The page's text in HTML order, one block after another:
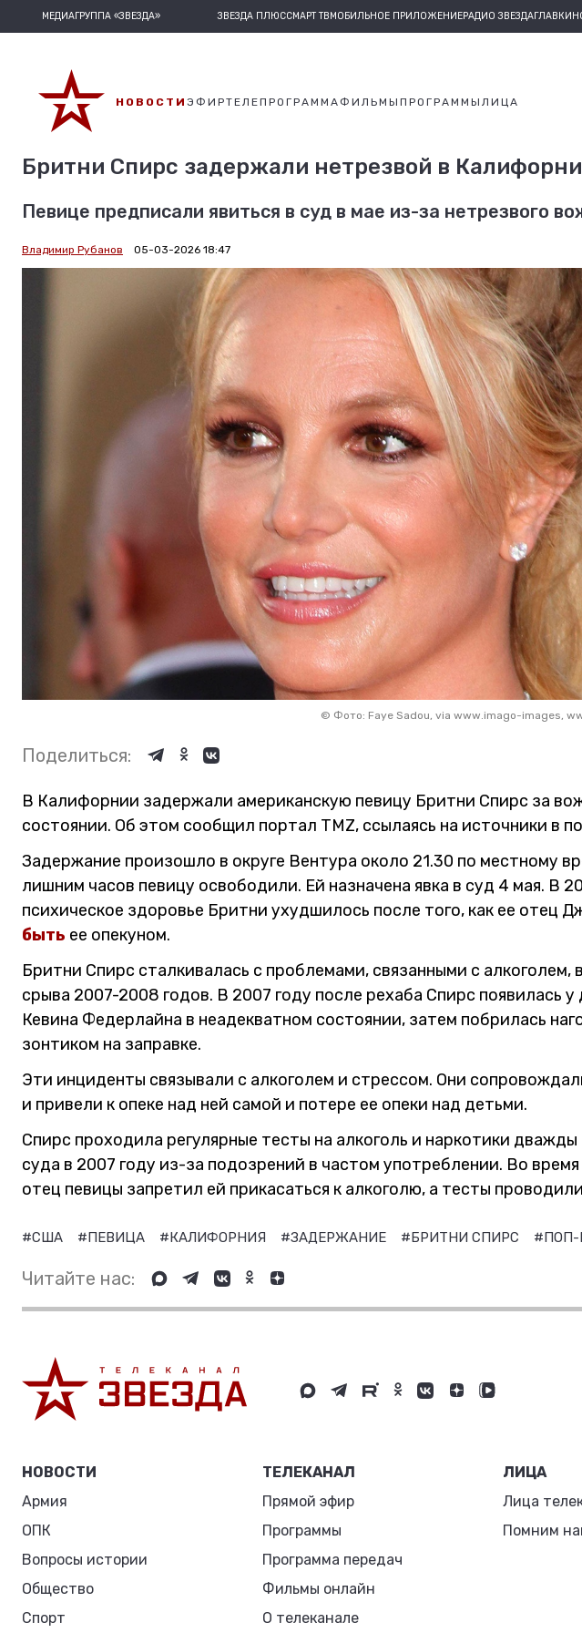
МЕДИАГРУППА «ЗВЕЗДА» ЗВЕЗДА ПЛЮССМАРТ ТВМОБИЛЬНОЕ ПРИЛОЖЕНИЕРАДИО ЗВЕЗДА
НОВОСТИ ЭФИРТЕЛЕПРОГРАММАФИЛЬМЫ ПРОГРАММЫ ЛИЦА
Бритни Спирс задержали нетрезвой в
Певице предписали явиться в суд в мае из-за нетрезвого
Владимир Рубанов 05-03-2026 18:47
© Фото: Faye Sadou, via www.imago-images,
Поделиться:
В Калифорнии задержали американскую певицу Бритни Спирс за
состоянии. Об этом сообщил портал TMZ, ссылаясь на источники в
Задержание произошло в округе Вентура около 21.30 по местному
лишним часов певицу освободили. Ей назначена явка в суд 4 мая. В
психическое здоровье Бритни ухудшилось после того, как ее отец
быть ее опекуном.
Бритни Спирс сталкивалась с проблемами, связанными с алкоголем,
срыва 2007-2008 годов. В 2007 году после рехаба Спирс появилась
Кевина Федерлайна в неадекватном состоянии, затем побрилась
зонтиком на заправке.
Эти инциденты связывали с алкоголем и стрессом. Они
и привели к опеке над ней самой и потере ее опеки над детьми.
Спирс проходила регулярные тесты на алкоголь и наркотики
суда в 2007 году из-за подозрений в частом употреблении. Во
отец певицы запретил ей прикасаться к алкоголю, а тесты
#США #ПЕВИЦА #КАЛИФОРНИЯ #ЗАДЕРЖАНИЕ #БРИТНИ СПИРС #ПОП-
Читайте нас:
НОВОСТИ
Армия
ОПК
Вопросы истории
Общество
Спорт
ТЕЛЕКАНАЛ
Прямой эфир
Программы
Программа передач
Фильмы онлайн
О телеканале
ЛИЦА
Лица
Помним